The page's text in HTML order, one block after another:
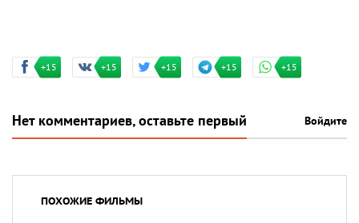
+15 +15 +15 +15 +15
Нет комментариев, оставьте первый Войдите
ПОХОЖИЕ ФИЛЬМЫ